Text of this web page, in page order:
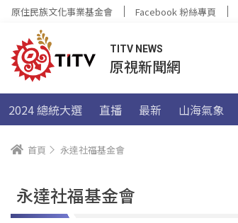
原住民族文化事業基金會 Facebook 粉絲專頁
TITV NEWS
原視新聞網
2024 總統大選 直播 最新 山海氣象
首頁 永達社福基金會
永達社福基金會